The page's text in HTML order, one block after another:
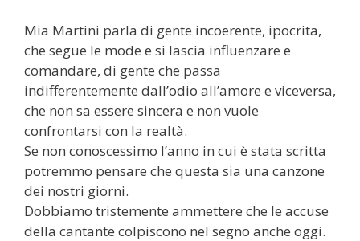
Mia Martini parla di gente incoerente, ipocrita,
che segue le mode e si lascia influenzare e
comandare, di gente che passa
indifferentemente dall’odio all’amore e viceversa,
che non sa essere sincera e non vuole
confrontarsi con la realtà.
Se non conoscessimo l’anno in cui è stata scritta
potremmo pensare che questa sia una canzone
dei nostri giorni.
Dobbiamo tristemente ammettere che le accuse
della cantante colpiscono nel segno anche oggi.